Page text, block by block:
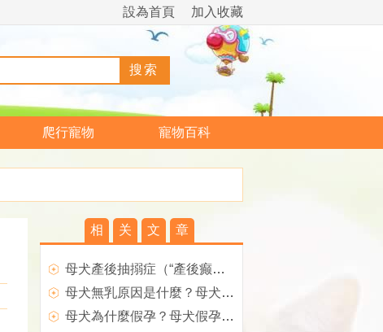
加入收藏
設為首頁
爬行寵物 寵物百科
相 关 文 章
母犬產後抽搦症（“產後癫痫”）如何治療？
母犬無乳原因是什麼？母犬產後無奶如何治療？
母犬為什麼假孕？母犬假孕如何預防？